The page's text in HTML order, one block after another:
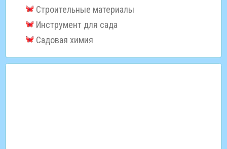
Строительные материалы
Инструмент для сада
Садовая химия